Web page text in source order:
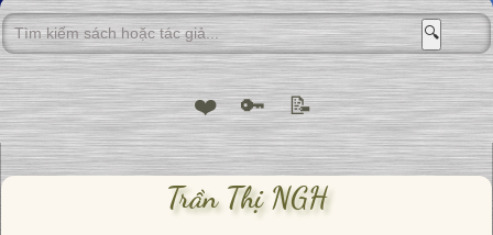
🔍
❤️ 🔑 📝
Trần Thị NGH